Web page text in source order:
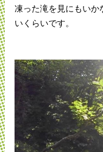
凍った滝を見にもいか
いくらいです。